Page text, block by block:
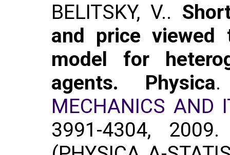
BELITSKY, V..
and price viewed
model for
agents. Physica
MECHANICS AND
3991-4304,